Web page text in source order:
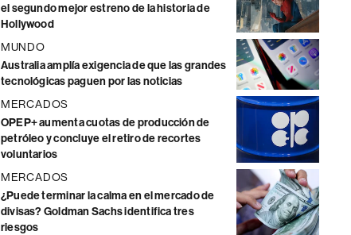
el segundo mejor estreno de la historia de
Hollywood
MUNDO
Australia amplía exigencia de que las grandes
tecnológicas paguen por las noticias
MERCADOS
OPEP+ aumenta cuotas de producción de
petróleo y concluye el retiro de recortes
voluntarios
MERCADOS
¿Puede terminar la calma en el mercado de
divisas? Goldman Sachs identifica tres
riesgos